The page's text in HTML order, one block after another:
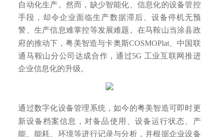
自动化生产。然而，缺少智能化、信息化的设备管控
手段，却令企业面临生产数据滞后、设备停机无预
警、生产信息难掌控等发展难题。在马鞍山当涂县政
府的推动下，粤美智造与卡奥斯COSMOPlat、中国联
通马鞍山分公司达成合作，通过5G 工业互联网推进
企业信息化的升级。
通过数字化设备管理系统，如今的粤美智造可即时更
新设备档案信息，对备品使用、设备运行状态、产
能、能耗、环境等进行记录与分析，并根据企业设备